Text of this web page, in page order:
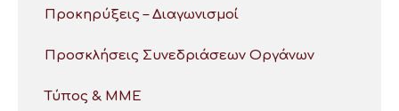
Προκηρύξεις – Διαγωνισμοί
Προσκλήσεις Συνεδριάσεων Οργάνων
Τύπος & ΜΜΕ